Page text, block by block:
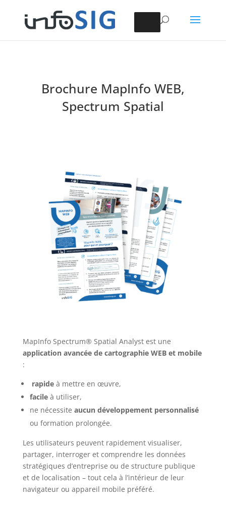
Brochure MapInfo WEB,
Spectrum Spatial
MapInfo Spectrum® Spatial Analyst est une
application avancée de cartographie WEB et mobile
:
rapideà mettre en œuvre,
facileà utiliser,
ne nécessite aucun développement personnalisé
ou formation prolongée.
Les utilisateurs peuvent rapidement visualiser,
partager, interroger et comprendre les données
stratégiques d’entreprise ou de structure publique
et de localisation – tout cela à l’intérieur de leur
navigateur ou appareil mobile préféré.